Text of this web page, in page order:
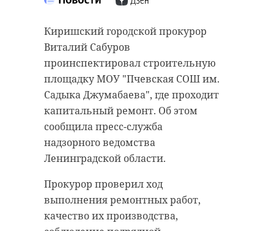
Киришский городской прокурор
Виталий Сабуров
проинспектировал строительную
площадку МОУ "Пчевская СОШ им.
Садыка Джумабаева", где проходит
капитальный ремонт. Об этом
сообщила пресс-служба
надзорного ведомства
Ленинградской области.
Прокурор проверил ход
выполнения ремонтных работ,
качество их производства,